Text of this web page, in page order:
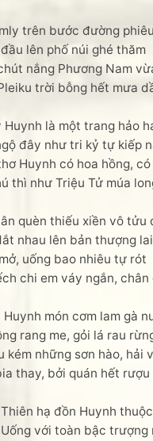
trên bước đường
lên phố núi ghé thăm
nắng Phương Nam
trời bỗng hết mưa
Huynh là một trang hảo
đây như tri kỷ tự kiếp
Huynh có hoa hồng,
thì như Triệu Tử múa
quèn thiếu xiền vô tửu
nhau lên bản thượng
uống bao nhiêu tự rót
chi em váy ngắn, chân
món cơm lam gà
rang me, gỏi lá rau
kém những sơn hào, hải
thay, bởi quán hết rượu
Thiên hạ đồn Huynh
Uống với toàn bậc trượng